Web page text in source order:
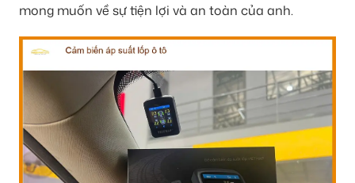
mong muốn về sự tiện lợi và an toàn của anh.